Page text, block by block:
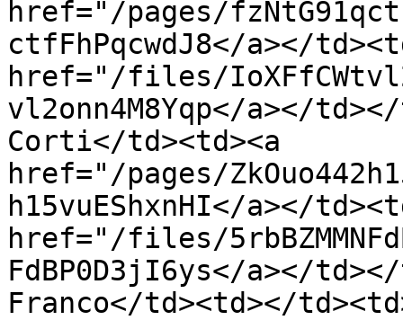
href="/pages/
ctfFhPqcwdJ8</a></
href="/files/
vl2onn4M8Yqp</a></
Corti</td><td><a
href="/pages/
h15vuEShxnHI</a></
href="/files/
FdBP0D3jI6ys</a></
Franco</td><td></